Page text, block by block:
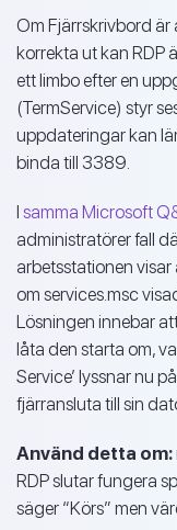
Om Fjärrskrivbord
korrekta ut kan RDP
ett limbo efter en
(TermService) styr
uppdateringar kan
binda till 3389.
I samma Microsoft
administratörer fall
arbetsstationen
om services.msc
Lösningen innebar
låta den starta om,
Service’ lyssnar nu
fjärransluta till sin
Använd detta om:
RDP slutar fungera
säger “Körs” men